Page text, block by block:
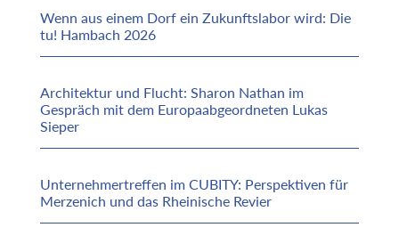
Wenn aus einem Dorf ein Zukunftslabor wird: Die
tu! Hambach 2026
Architektur und Flucht: Sharon Nathan im
Gespräch mit dem Europaabgeordneten Lukas
Sieper
Unternehmertreffen im CUBITY: Perspektiven für
Merzenich und das Rheinische Revier